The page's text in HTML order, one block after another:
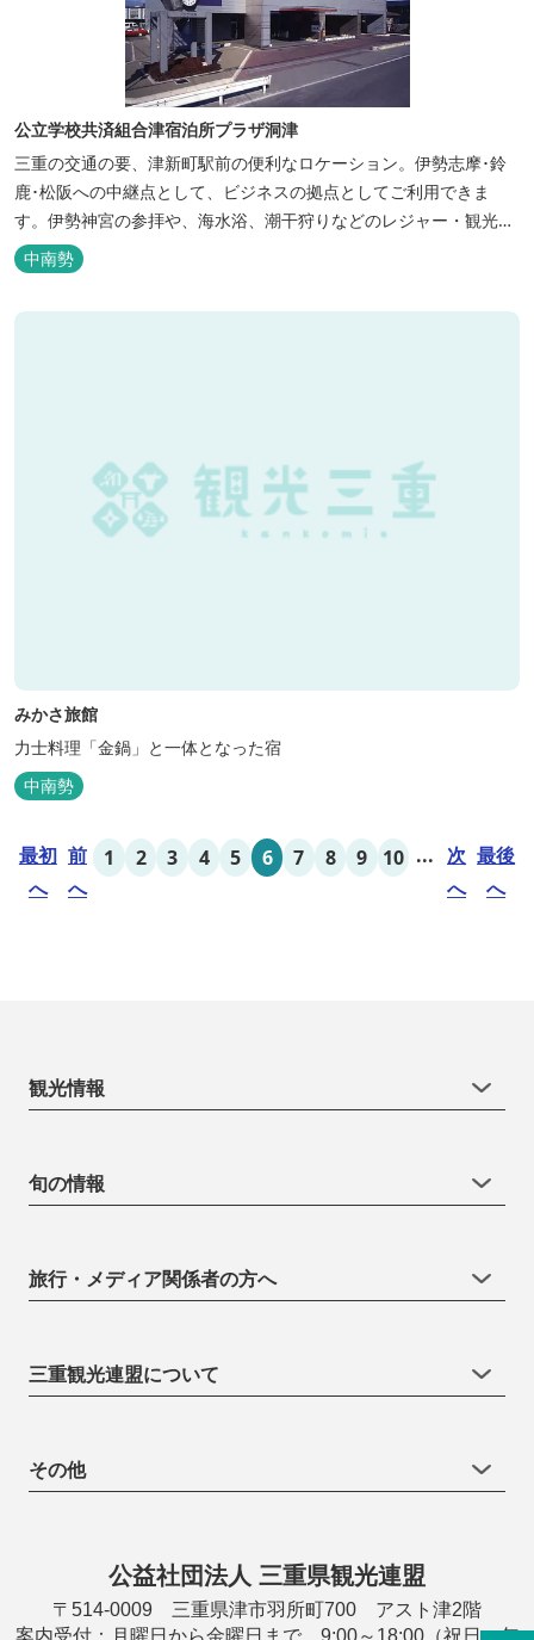
公立学校共済組合津宿泊所プラザ洞津
三重の交通の要、津新町駅前の便利なロケーション。伊勢志摩･鈴
鹿･松阪への中継点として、ビジネスの拠点としてご利用できま
す。伊勢神宮の参拝や、海水浴、潮干狩りなどのレジャー・観光に
も最適です。
中南勢
みかさ旅館
力士料理「金鍋」と一体となった宿
中南勢
最初
へ
前
へ
1 2 3 4 5 6 7 8 9 10 ... 次
へ
最後
へ
観光情報
旬の情報
旅行・メディア関係者の方へ
三重観光連盟について
その他
公益社団法人 三重県観光連盟
〒514-0009 三重県津市羽所町700 アスト津2階
案内受付：月曜日から金曜日まで 9:00～18:00（祝日・年